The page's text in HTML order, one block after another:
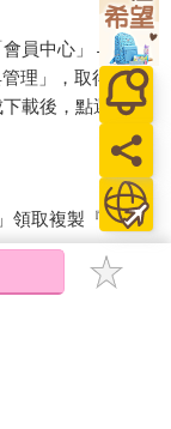
會員中心」→「我
理」，取得通行
載後，點選任一
領取複製『兌換
能以金石堂專屬